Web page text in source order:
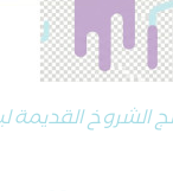
الشروخ القديمة